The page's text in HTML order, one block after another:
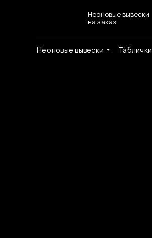
Таблички
Неоновые вывески
на заказ
Неоновые вывески